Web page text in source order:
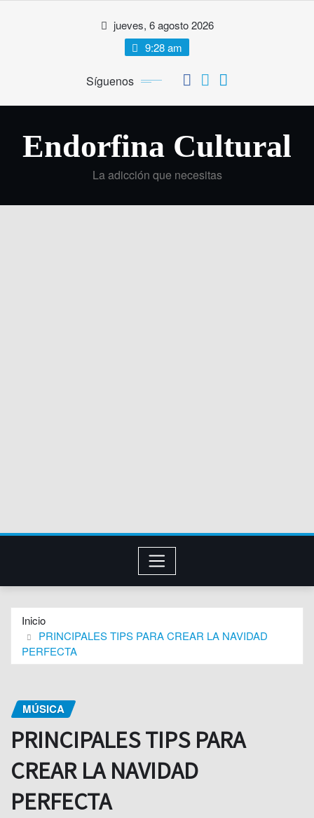
jueves, 6 agosto 2026
9:28 am
Síguenos
Endorfina Cultural
La adicción que necesitas
Inicio
PRINCIPALES TIPS PARA CREAR LA NAVIDAD
PERFECTA
MÚSICA
PRINCIPALES TIPS PARA
CREAR LA NAVIDAD
PERFECTA